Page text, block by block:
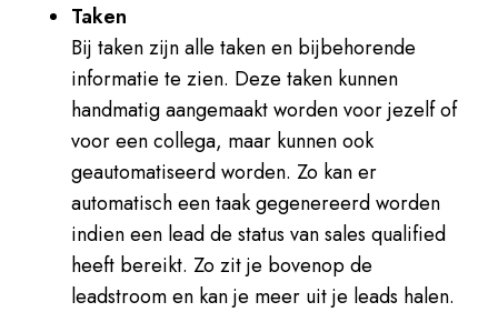
Taken
Bij taken zijn alle taken en bijbehorende
informatie te zien. Deze taken kunnen
handmatig aangemaakt worden voor jezelf of
voor een collega, maar kunnen ook
geautomatiseerd worden. Zo kan er
automatisch een taak gegenereerd worden
indien een lead de status van sales qualified
heeft bereikt. Zo zit je bovenop de
leadstroom en kan je meer uit je leads halen.